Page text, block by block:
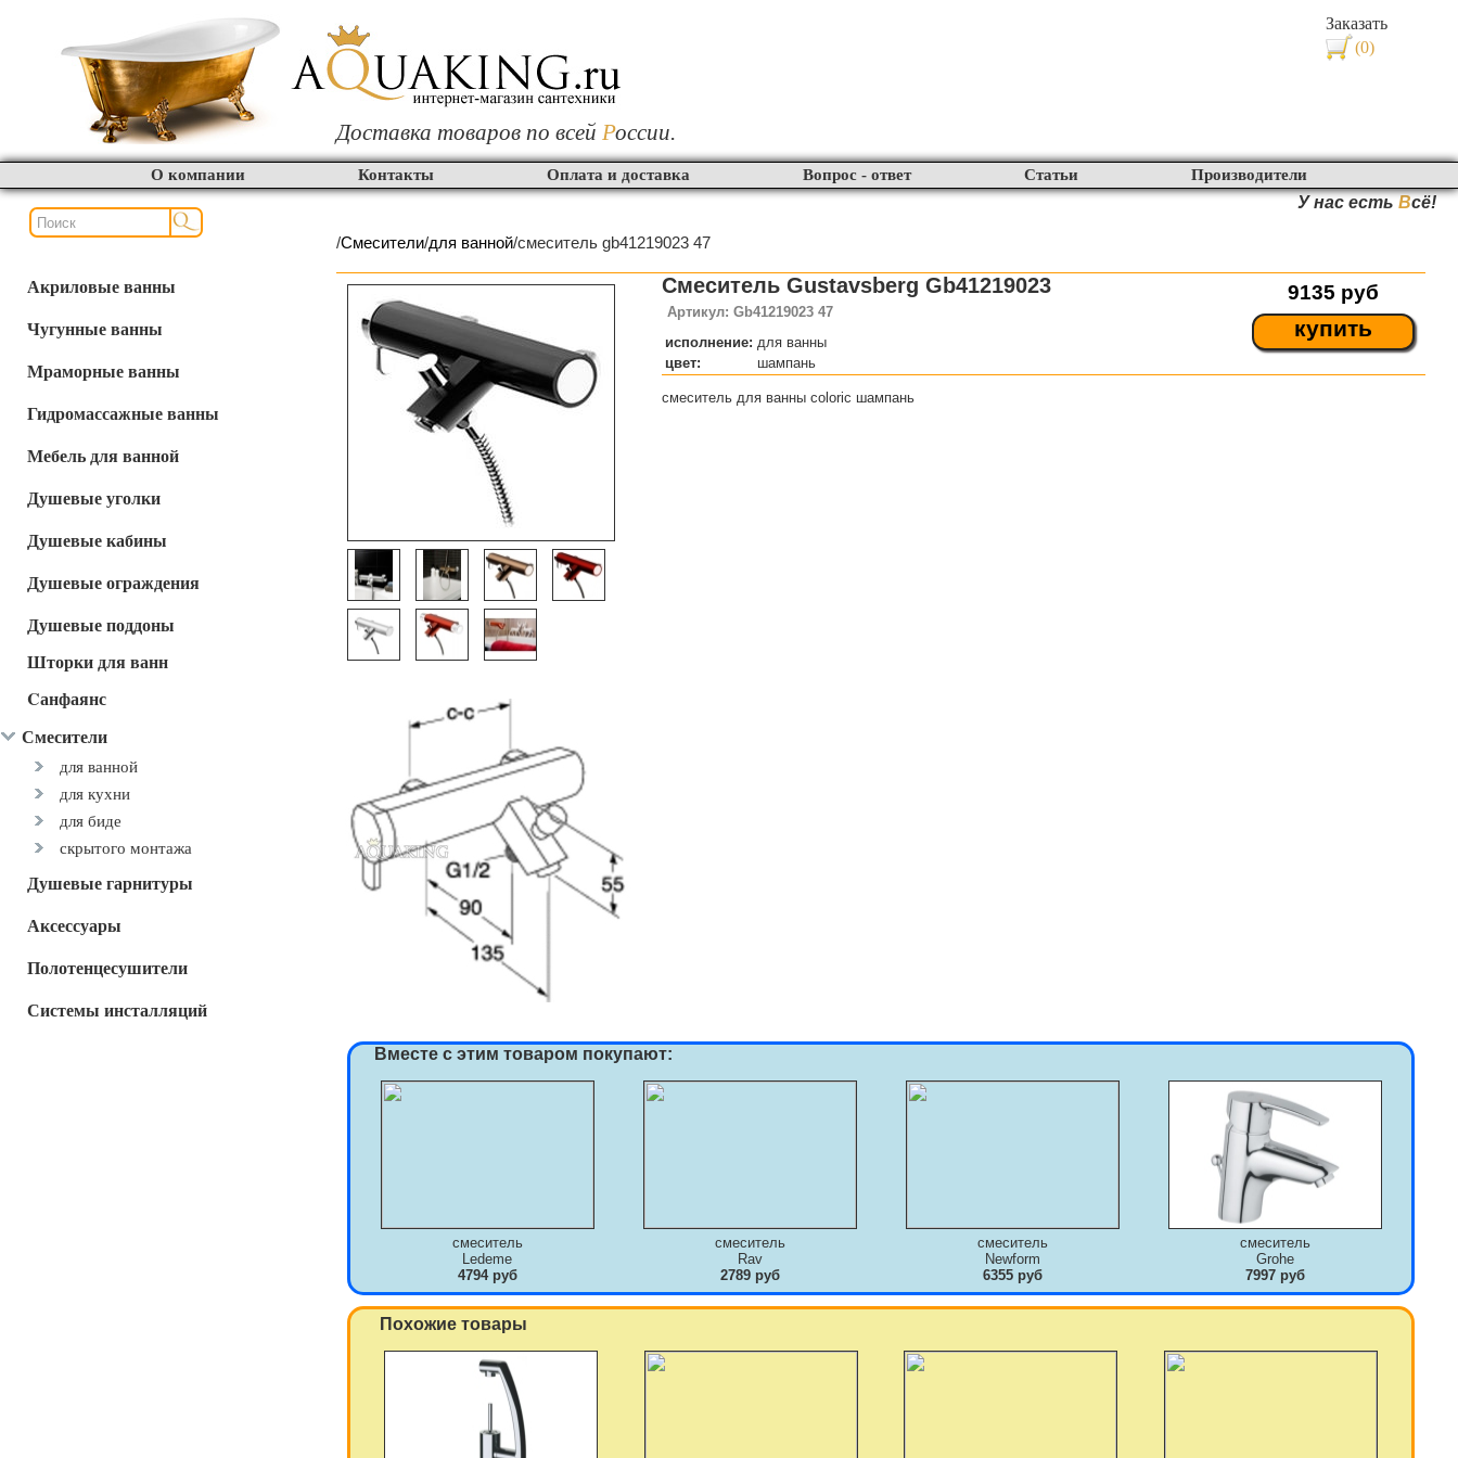
Заказать
(0)
Доставка товаров по всей России.
О компании Контакты Оплата и доставка Вопрос - ответ Статьи Производители
У нас есть Всё!
Акриловые ванны
Чугунные ванны
Мраморные ванны
Гидромассажные ванны
Мебель для ванной
Душевые уголки
Душевые кабины
Душевые ограждения
Душевые поддоны
Шторки для ванн
Cанфаянс
Смесители
для ванной
для кухни
для биде
скрытого монтажа
Душевые гарнитуры
Аксессуары
Полотенцесушители
Системы инсталляций
/Смесители/для ванной/смеситель gb41219023 47
9135 руб
купить
Смеситель Gustavsberg Gb41219023
Артикул: Gb41219023 47
исполнение: для ванны
цвет:
шампань
смеситель для ванны coloric шампань
Вместе с этим товаром покупают:
смеситель
Ledeme
4794 руб
смеситель
Rav
2789 руб
смеситель
Newform
6355 руб
смеситель
Grohe
7997 руб
Похожие товары